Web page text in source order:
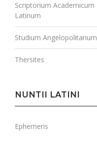
Scriptorium Academicum
Latinum
Studium Angelopolitanum
Thersites
NUNTII LATINI
Ephemeris